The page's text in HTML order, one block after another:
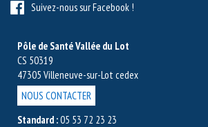
Suivez-nous sur Facebook !
Pôle de Santé Vallée du Lot
CS 50319
47305 Villeneuve-sur-Lot cedex
NOUS CONTACTER
Standard :05 53 72 23 23